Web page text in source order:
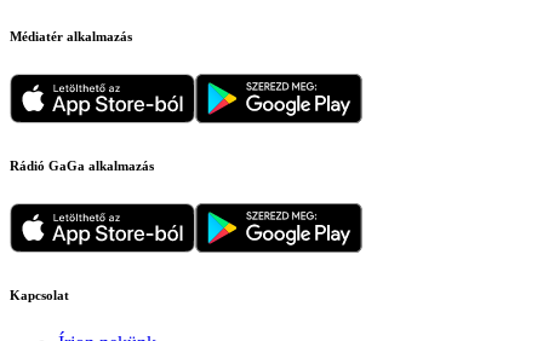
Médiatér alkalmazás
Rádió GaGa alkalmazás
Kapcsolat